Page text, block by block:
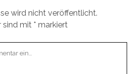
wird nicht veröffentlicht.
sind mit * markiert